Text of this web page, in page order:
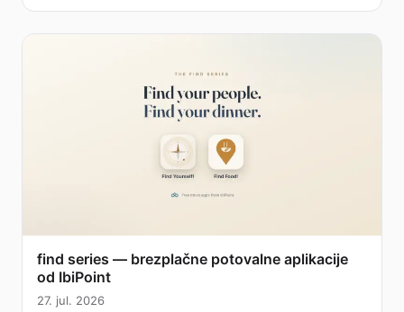
find series — brezplačne potovalne aplikacije
od IbiPoint
27. jul. 2026